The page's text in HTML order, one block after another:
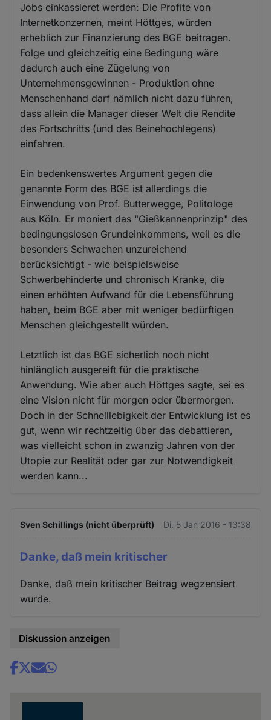
Jobs einkassieret werden: Die Profite von
Internetkonzernen, meint Höttges, würden
erheblich zur Finanzierung des BGE beitragen.
Folge und gleichzeitig eine Bedingung wäre
dadurch auch eine Zügelung von
Unternehmensgewinnen - Produktion ohne
Menschenhand darf nämlich nicht dazu führen,
dass allein die Manager dieser Welt die Rendite
des Fortschritts (und des Beinehochlegens)
einfahren.
Ein bedenkenswertes Argument gegen die
genannte Form des BGE ist allerdings die
Einwendung von Prof. Butterwegge, Politologe
aus Köln. Er moniert das "Gießkannenprinzip" des
bedingungslosen Grundeinkommens, weil es die
besonders Schwachen unzureichend
berücksichtigt - wie beispielsweise
Schwerbehinderte und chronisch Kranke, die
einen erhöhten Aufwand für die Lebensführung
haben, beim BGE aber mit weniger bedürftigen
Menschen gleichgestellt würden.
Letztlich ist das BGE sicherlich noch nicht
hinlänglich ausgereift für die praktische
Anwendung. Wie aber auch Höttges sagte, sei es
eine Vision nicht für morgen oder übermorgen.
Doch in der Schnelllebigkeit der Entwicklung ist es
gut, wenn wir rechtzeitig über das debattieren,
was vielleicht schon in zwanzig Jahren von der
Utopie zur Realität oder gar zur Notwendigkeit
werden kann...
Sven Schillings (nicht überprüft) Di. 5 Jan 2016 - 13:38
Danke, daß mein kritischer
Danke, daß mein kritischer Beitrag wegzensiert
wurde.
Diskussion anzeigen
Share